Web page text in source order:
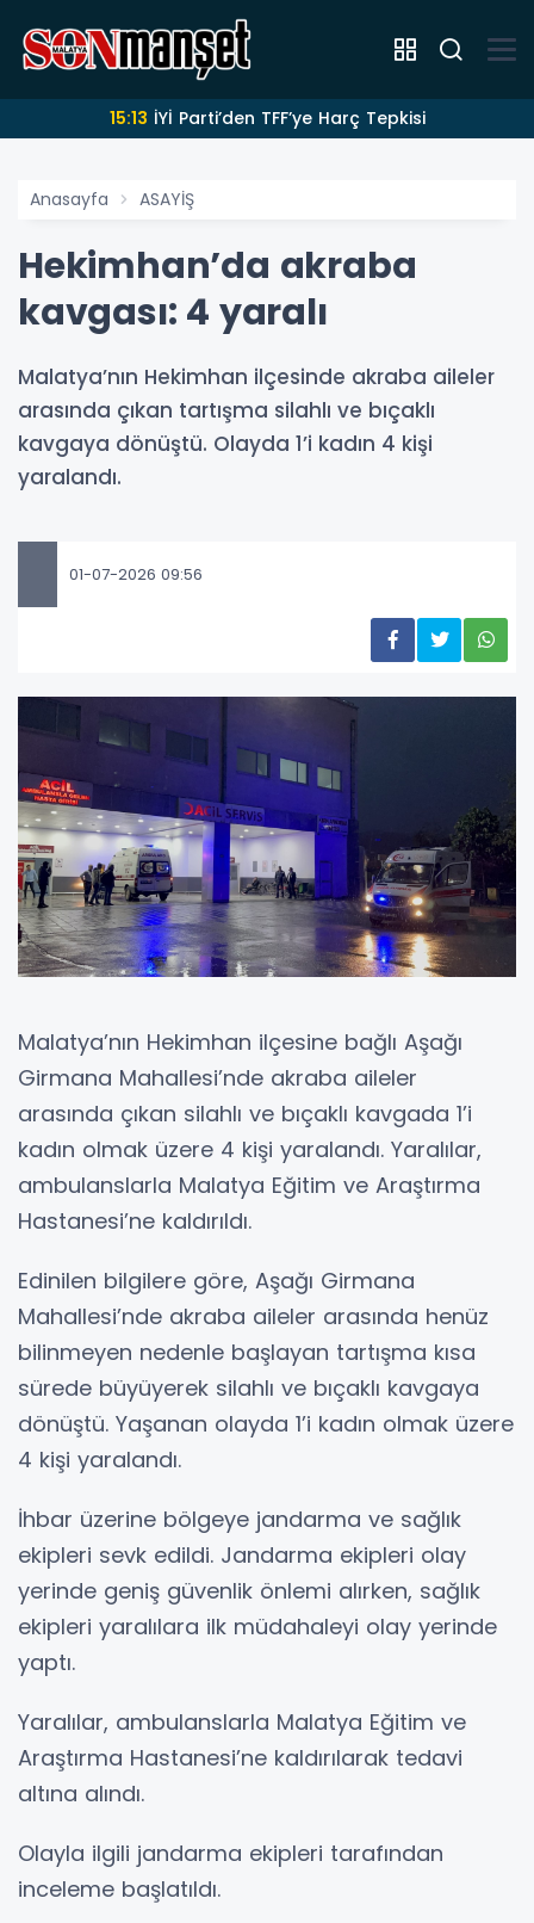
15:13 İYİ Parti’den TFF’ye Harç Tepkisi
Anasayfa ASAYİŞ
Hekimhan’da akraba
kavgası: 4 yaralı
Malatya’nın Hekimhan ilçesinde akraba aileler
arasında çıkan tartışma silahlı ve bıçaklı
kavgaya dönüştü. Olayda 1’i kadın 4 kişi
yaralandı.
01-07-2026 09:56
Malatya’nın Hekimhan ilçesine bağlı Aşağı
Girmana Mahallesi’nde akraba aileler
arasında çıkan silahlı ve bıçaklı kavgada 1’i
kadın olmak üzere 4 kişi yaralandı. Yaralılar,
ambulanslarla Malatya Eğitim ve Araştırma
Hastanesi’ne kaldırıldı.
Edinilen bilgilere göre, Aşağı Girmana
Mahallesi’nde akraba aileler arasında henüz
bilinmeyen nedenle başlayan tartışma kısa
sürede büyüyerek silahlı ve bıçaklı kavgaya
dönüştü. Yaşanan olayda 1’i kadın olmak üzere
4 kişi yaralandı.
İhbar üzerine bölgeye jandarma ve sağlık
ekipleri sevk edildi. Jandarma ekipleri olay
yerinde geniş güvenlik önlemi alırken, sağlık
ekipleri yaralılara ilk müdahaleyi olay yerinde
yaptı.
Yaralılar, ambulanslarla Malatya Eğitim ve
Araştırma Hastanesi’ne kaldırılarak tedavi
altına alındı.
Olayla ilgili jandarma ekipleri tarafından
inceleme başlatıldı.